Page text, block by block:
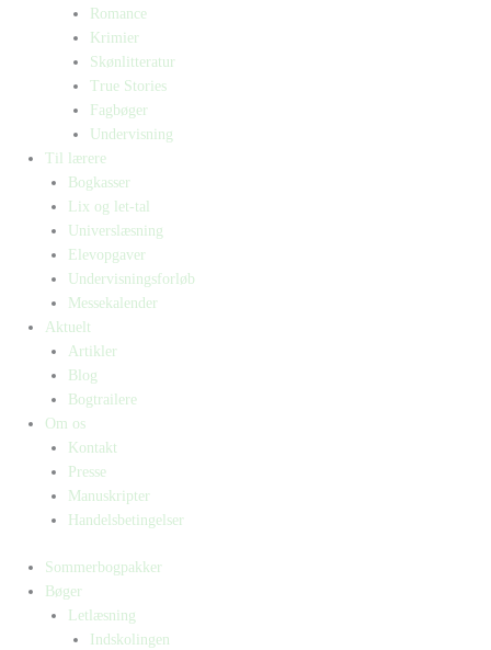
Romance
Krimier
Skønlitteratur
True Stories
Fagbøger
Undervisning
Til lærere
Bogkasser
Lix og let-tal
Universlæsning
Elevopgaver
Undervisningsforløb
Messekalender
Aktuelt
Artikler
Blog
Bogtrailere
Om os
Kontakt
Presse
Manuskripter
Handelsbetingelser
Sommerbogpakker
Bøger
Letlæsning
Indskolingen